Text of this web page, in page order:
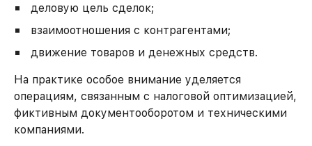
деловую цель сделок;
взаимоотношения с контрагентами;
движение товаров и денежных средств.
На практике особое внимание уделяется
операциям, связанным с налоговой оптимизацией,
фиктивным документооборотом и техническими
компаниями.